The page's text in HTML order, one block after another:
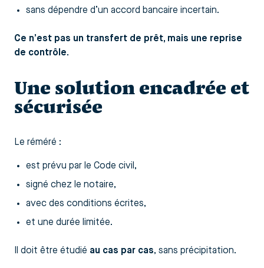
sans dépendre d’un accord bancaire incertain.
Ce n’est pas un transfert de prêt, mais une reprise
de contrôle.
Une solution encadrée et
sécurisée
Le réméré :
est prévu par le Code civil,
signé chez le notaire,
avec des conditions écrites,
et une durée limitée.
Il doit être étudié au cas par cas, sans précipitation.